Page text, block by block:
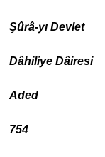
Şûrâ-yı Devlet
Dâhiliye Dâiresi
Aded
754